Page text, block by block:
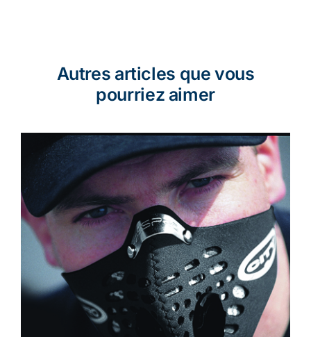
Autres articles que vous
pourriez aimer